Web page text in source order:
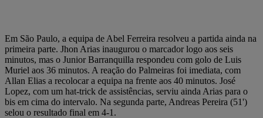
Em São Paulo, a equipa de Abel Ferreira resolveu a partida ainda na
primeira parte. Jhon Arias inaugurou o marcador logo aos seis
minutos, mas o Junior Barranquilla respondeu com golo de Luis
Muriel aos 36 minutos. A reação do Palmeiras foi imediata, com
Allan Elias a recolocar a equipa na frente aos 40 minutos. José
Lopez, com um hat-trick de assistências, serviu ainda Arias para o
bis em cima do intervalo. Na segunda parte, Andreas Pereira (51')
selou o resultado final em 4-1.